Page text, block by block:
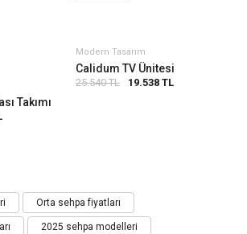
Takımı
Modern Tasarım
Calidum TV Ünitesi
25.540 TL 19.538 TL
Orta sehpa fiyatları
2025 sehpa modelleri